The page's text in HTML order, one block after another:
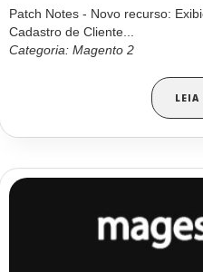
Patch Notes - Novo recurso:
Cadastro de Cliente...
Categoria: Magento 2
LEIA